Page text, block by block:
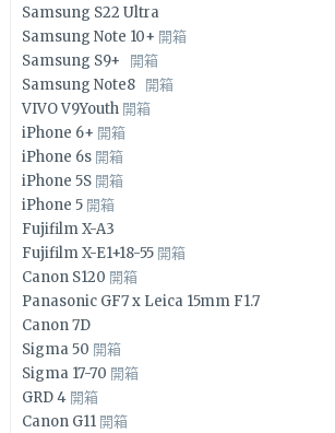
Samsung S22 Ultra
Samsung Note 10+ 開箱
Samsung S9+ 開箱
Samsung Note8 開箱
VIVO V9Youth 開箱
iPhone 6+ 開箱
iPhone 6s 開箱
iPhone 5S 開箱
iPhone 5 開箱
Fujifilm X-A3
Fujifilm X-E1+18-55 開箱
Canon S120 開箱
Panasonic GF7 x Leica 15mm F1.7
Canon 7D
Sigma 50 開箱
Sigma 17-70 開箱
GRD 4 開箱
Canon G11 開箱